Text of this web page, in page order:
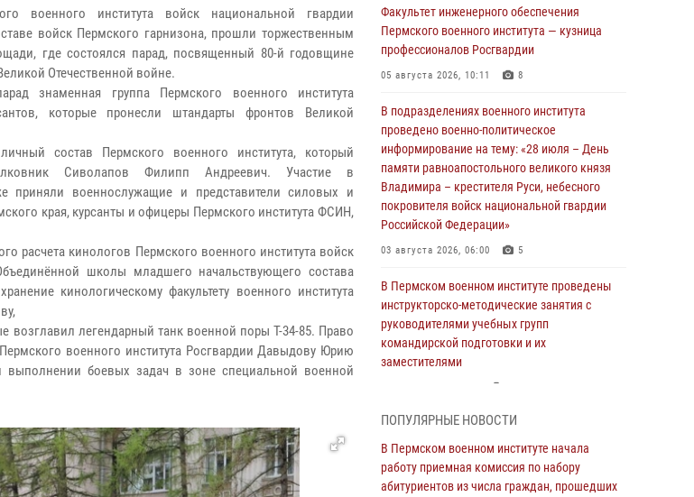
военного института войск национальной гвардии
войск Пермского гарнизона, прошли торжественным
где состоялся парад, посвященный 80-й годовщине
Отечественной войне.
знаменная группа Пермского военного института
которые пронесли штандарты фронтов Великой
состав Пермского военного института, который
Сиволапов Филипп Андреевич. Участие в
приняли военнослужащие и представители силовых и
края, курсанты и офицеры Пермского института ФСИН,
расчета кинологов Пермского военного института войск
школы младшего начальствующего состава
кинологическому факультету военного института
легендарный танк военной поры Т-34-85. Право
военного института Росгвардии Давыдову Юрию
выполнении боевых задач в зоне специальной военной
Факультет инженерного обеспечения
Пермского военного института — кузница
профессионалов Росгвардии
05 августа 2026, 10:11 8
В подразделениях военного института
проведено военно-политическое
информирование на тему: «28 июля – День
памяти равноапостольного великого князя
Владимира – крестителя Руси, небесного
покровителя войск национальной гвардии
Российской Федерации»
03 августа 2026, 06:00 5
В Пермском военном институте проведены
инструкторско-методические занятия с
руководителями учебных групп
командирской подготовки и их
заместителями
В Пермском военном институте прошли
учебно-методические сборы с
руководителями групп военно-политической
подготовки
ПОПУЛЯРНЫЕ НОВОСТИ
В Пермском военном институте начала
работу приемная комиссия по набору
абитуриентов из числа граждан, прошедших